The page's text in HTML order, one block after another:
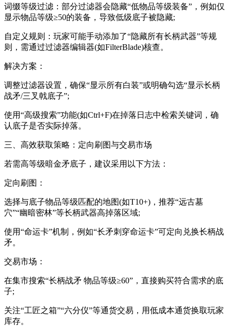
词缀等级过滤：部分过滤器会隐藏“低物品等级装备”，例如仅
显示物品等级≥50的装备，导致低级底子被隐藏;
自定义规则：玩家可能手动添加了“隐藏所有长柄武器”等规
则，需通过过滤器编辑器(如FilterBlade)核查。
解决方案：
调整过滤器设置，确保“显示所有白装”或明确勾选“显示长柄
战矛/三叉戟底子”;
使用“高级搜索”功能(如Ctrl+F)在掉落日志中检索关键词，确
认底子是否实际掉落。
三、高效获取策略：定向刷图与交易市场
若需高等级暗金矛底子，建议采用以下方法：
定向刷图：
选择与底子物品等级匹配的地图(如T10+)，推荐“远古墓
穴”“幽暗密林”等长柄武器高掉落区域;
使用“命运卡”机制，例如“长矛刺穿命运卡”可定向兑换长柄战
矛。
交易市场：
在集市搜索“长柄战矛 物品等级≥60”，直接购买符合需求的底
子;
关注“工匠之箱”“六分仪”等通货交易，用低成本通货换取玩家
库存。